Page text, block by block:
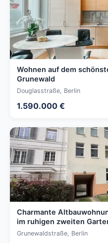
Wohnen auf dem
Grunewald
Douglasstraße, Berlin
1.590.000 €
Charmante
im ruhigen zweiten
Grunewaldstraße, Berlin